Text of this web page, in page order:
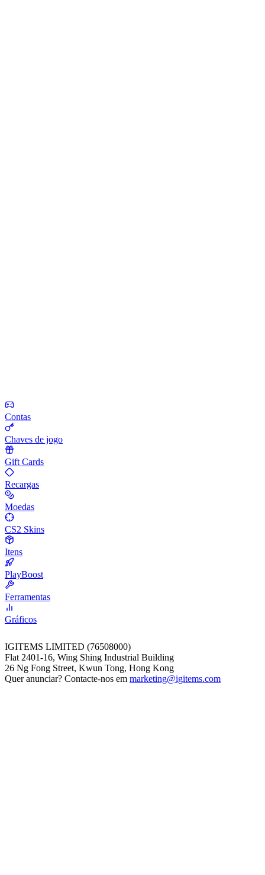
Contas
Chaves de jogo
Gift Cards
Recargas
Moedas
CS2 Skins
Itens
PlayBoost
Ferramentas
Gráficos
IGITEMS LIMITED (76508000)
Flat 2401-16, Wing Shing Industrial Building
26 Ng Fong Street, Kwun Tong, Hong Kong
Quer anunciar? Contacte-nos em marketing@igitems.com